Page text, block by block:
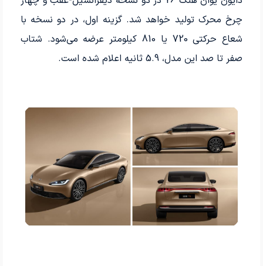
چرخ محرک تولید خواهد شد. گزینه اول، در دو نسخه با
شعاع حرکتی 720 یا 810 کیلومتر عرضه می­‌شود. شتاب
صفر تا صد این مدل، 5.9 ثانیه اعلام شده است.